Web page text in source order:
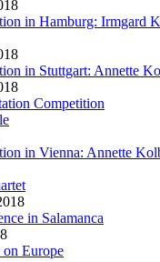
in Hamburg: Irmgard
in Stuttgart: Annette
Competition
in Vienna: Annette
in Salamanca
on Europe